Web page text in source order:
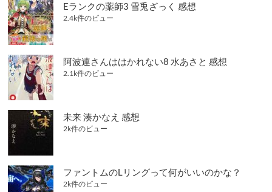
Eランクの薬師3 雪兎ざっく 感想
2.4k件のビュー
阿波連さんははかれない8 水あさと 感想
2.1k件のビュー
未来 湊かなえ 感想
2k件のビュー
ファントムのLリングって何がいいのかな？
2k件のビュー